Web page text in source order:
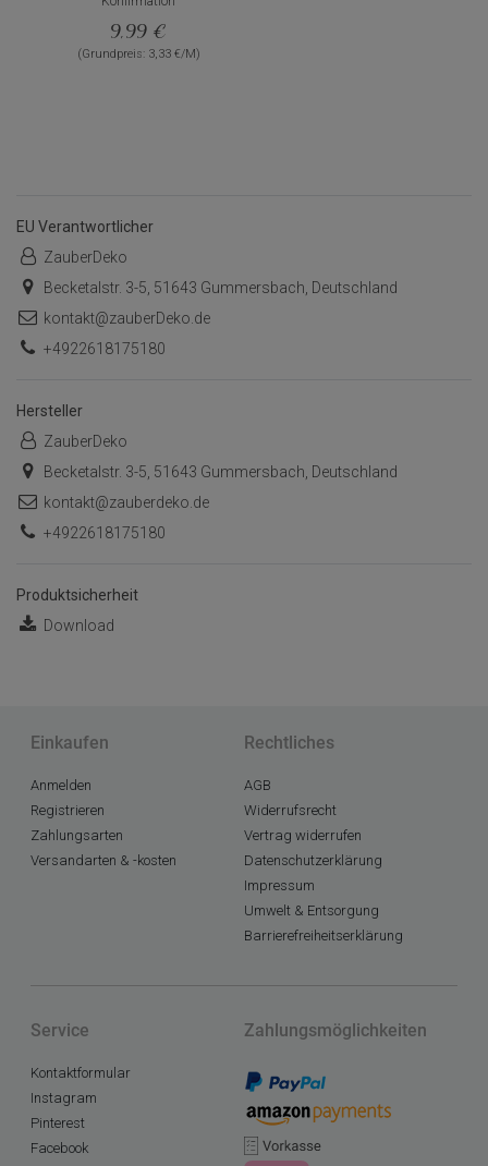
9,99 €
(Grundpreis: 3,33 €/M)
EU Verantwortlicher
ZauberDeko
Becketalstr. 3-5, 51643 Gummersbach, Deutschland
kontakt@zauberDeko.de
+4922618175180
Hersteller
ZauberDeko
Becketalstr. 3-5, 51643 Gummersbach, Deutschland
kontakt@zauberdeko.de
+4922618175180
Produktsicherheit
Download
Einkaufen
Anmelden
Registrieren
Zahlungsarten
Versandarten & -kosten
Rechtliches
AGB
Widerrufsrecht
Vertrag widerrufen
Datenschutzerklärung
Impressum
Umwelt & Entsorgung
Barrierefreiheitserklärung
Service
Kontaktformular
Instagram
Pinterest
Facebook
Zahlungsmöglichkeiten